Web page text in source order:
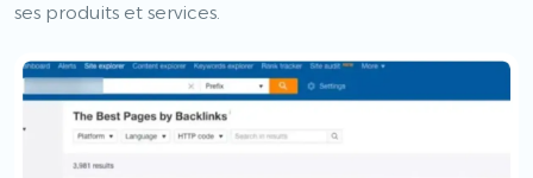
ses produits et services.